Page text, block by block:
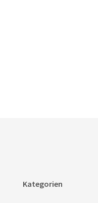
Kategorien